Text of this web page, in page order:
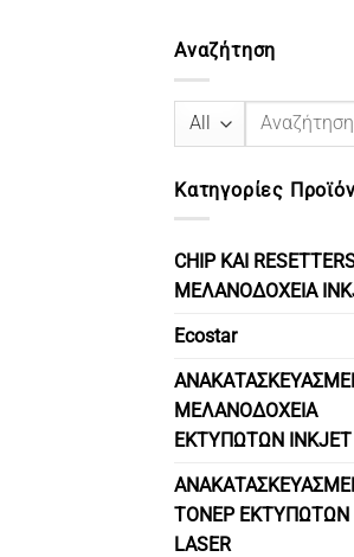
Αναζήτηση
Αναζήτηση
Κατηγορίες
CHIP ΚΑΙ
ΜΕΛΑΝΟΔΟΧΕΙΑ
Ecostar
ΜΕΛΑΝΟΔΟΧΕΙΑ
ΕΚΤΥΠΩΤΩΝ INKJET
ΤΟΝΕΡ ΕΚΤΥΠΩΤΩΝ
LASER